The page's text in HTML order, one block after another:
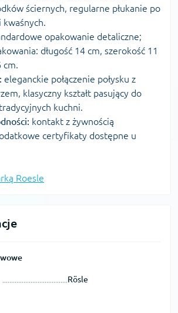
ściernych, regularne płukanie po
kwaśnych.
opakowanie detaliczne;
długość 14 cm, szerokość 11
cm.
eleganckie połączenie połysku z
klasyczny kształt pasujący do
kuchni.
kontakt z żywnością
certyfikaty dostępne u
Roesle
Rösle